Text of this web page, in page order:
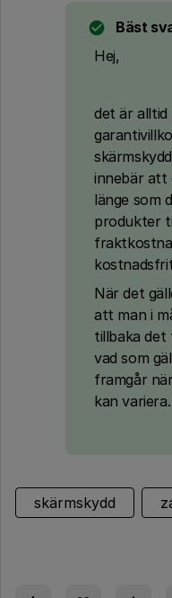
Bäst
Hej,
det är
innebär att
länge som
produkter
När det
att man i
tillbaka det
vad som
framgår
kan variera.
skärmskydd